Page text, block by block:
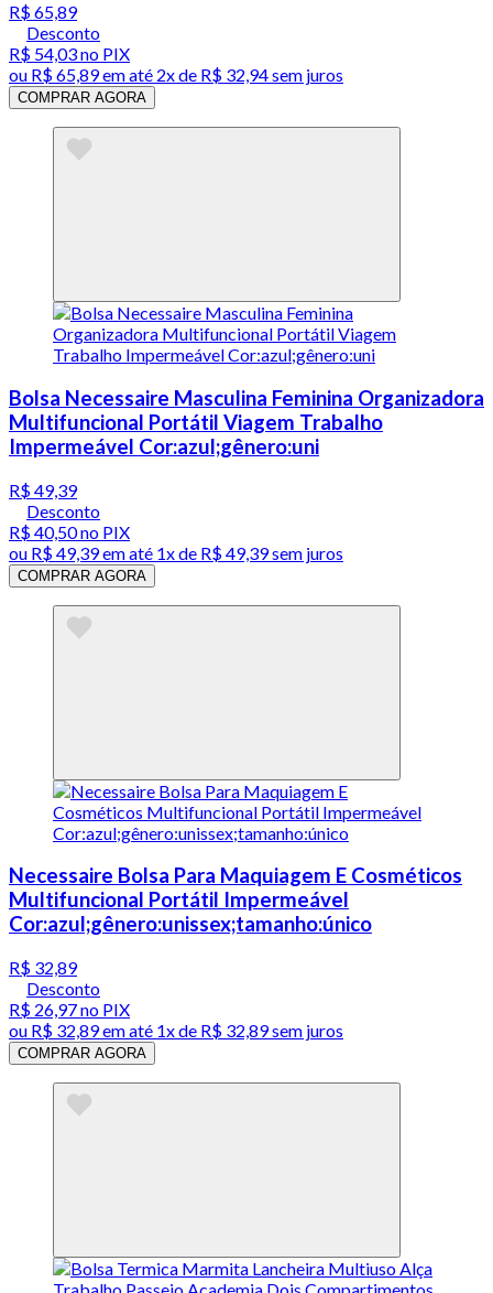
R$ 65,89
Desconto
R$ 54,03no PIX
ou R$ 65,89em até 2x de R$ 32,94 sem juros
COMPRAR AGORA
Bolsa Necessaire Masculina Feminina Organizadora
Multifuncional Portátil Viagem Trabalho
Impermeável Cor:azul;gênero:uni
R$ 49,39
Desconto
R$ 40,50no PIX
ou R$ 49,39em até 1x de R$ 49,39sem juros
COMPRAR AGORA
Necessaire Bolsa Para Maquiagem E Cosméticos
Multifuncional Portátil Impermeável
Cor:azul;gênero:unissex;tamanho:único
R$ 32,89
Desconto
R$ 26,97no PIX
ou R$ 32,89em até 1x de R$ 32,89sem juros
COMPRAR AGORA